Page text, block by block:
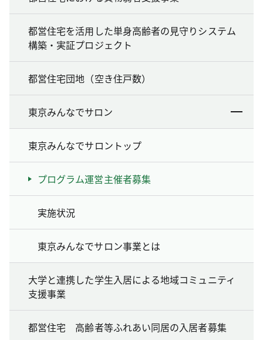
都営住宅を活用した単身高齢者の見守りシステム
構築・実証プロジェクト
都営住宅団地（空き住戸数）
東京みんなでサロン
東京みんなでサロントップ
プログラム運営主催者募集
実施状況
東京みんなでサロン事業とは
大学と連携した学生入居による地域コミュニティ
支援事業
都営住宅 高齢者等ふれあい同居の入居者募集